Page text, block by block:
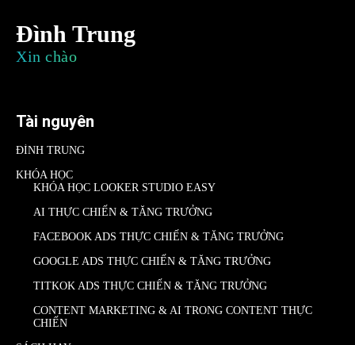
Đình Trung
Xin chào
Tài nguyên
ĐÌNH TRUNG
KHÓA HỌC
KHÓA HỌC LOOKER STUDIO EASY
AI THỰC CHIẾN & TĂNG TRƯỞNG
FACEBOOK ADS THỰC CHIẾN & TĂNG TRƯỞNG
GOOGLE ADS THỰC CHIẾN & TĂNG TRƯỞNG
TITKOK ADS THỰC CHIẾN & TĂNG TRƯỞNG
CONTENT MARKETING & AI TRONG CONTENT THỰC
CHIẾN